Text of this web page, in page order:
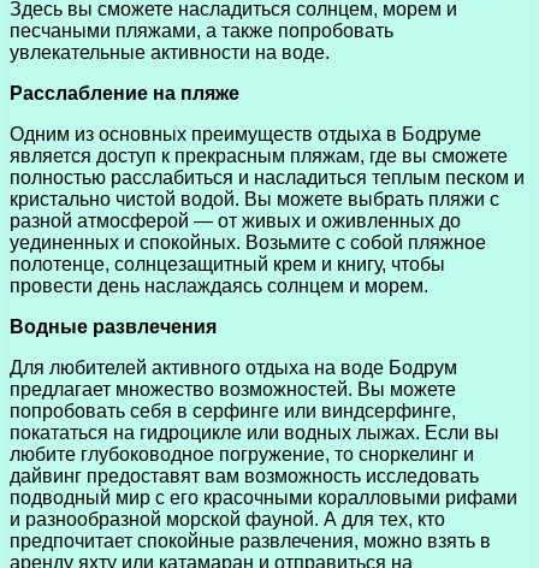
Здесь вы сможете насладиться солнцем, морем и
песчаными пляжами, а также попробовать
увлекательные активности на воде.
Расслабление на пляже
Одним из основных преимуществ отдыха в Бодруме
является доступ к прекрасным пляжам, где вы сможете
полностью расслабиться и насладиться теплым песком и
кристально чистой водой. Вы можете выбрать пляжи с
разной атмосферой — от живых и оживленных до
уединенных и спокойных. Возьмите с собой пляжное
полотенце, солнцезащитный крем и книгу, чтобы
провести день наслаждаясь солнцем и морем.
Водные развлечения
Для любителей активного отдыха на воде Бодрум
предлагает множество возможностей. Вы можете
попробовать себя в серфинге или виндсерфинге,
покататься на гидроцикле или водных лыжах. Если вы
любите глубоководное погружение, то сноркелинг и
дайвинг предоставят вам возможность исследовать
подводный мир с его красочными коралловыми рифами
и разнообразной морской фауной. А для тех, кто
предпочитает спокойные развлечения, можно взять в
аренду яхту или катамаран и отправиться на